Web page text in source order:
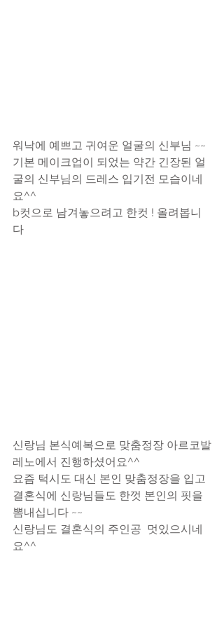
워낙에 예쁘고 귀여운 얼굴의 신부님 ~~
기본 메이크업이 되었는 약간 긴장된 얼
굴의 신부님의 드레스 입기전 모습이네
요^^
b컷으로 남겨놓으려고 한컷 ! 올려봅니
다
신랑님 본식예복으로 맞춤정장 아르코발
레노에서 진행하셨어요^^
요즘 턱시도 대신 본인 맞춤정장을 입고
결혼식에 신랑님들도 한껏 본인의 핏을
뽐내십니다 ~~
신랑님도 결혼식의 주인공  멋있으시네
요^^